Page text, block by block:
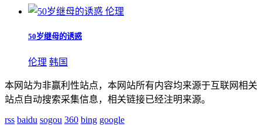
伦理
50岁继母的诱惑
伦理 韩国
本网站为非赢利性站点，本网站所有内容均来源于互联网相关
站点自动搜索采集信息，相关链接已经注明来源。
rss baidu sogou 360 bing google